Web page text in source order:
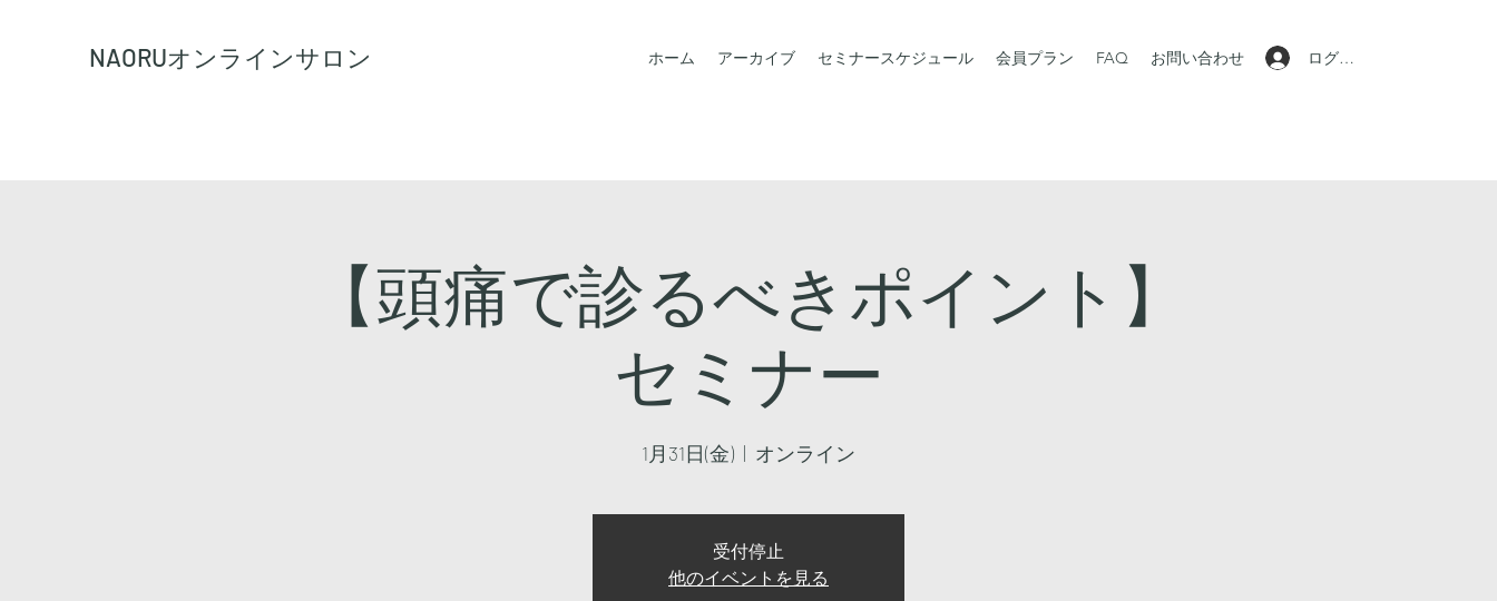
NAORUオンラインサロン ホーム アーカイブ セミナースケジュール 会員プラン FAQ お問い合わせ ログイン
【頭痛で診るべきポイント】
セミナー
1月31日(金)
  |
オンライン
受付停止
他のイベントを見る